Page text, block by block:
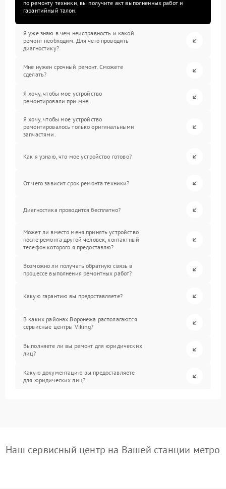
по ремонту техники, вы получите акт выполненных работ и
гарантийный талон.
Я уже знаю в чем неисправность и какой
ремонт необходим. Для чего проводить
диагностику?
Мне нужен срочный ремонт. Сможете
сделать?
Я хочу, чтобы мое устройство
ремонтировали при мне.
Я хочу, чтобы мое устройство
ремонтировалось только оригинальными
запчастями.
Как я узнаю, что мое устройство готово?
От чего зависит срок ремонта техники?
Диагностика проводится бесплатно?
Может ли вместо меня принять устройство
после ремонта другой человек, контактный
телефон которого я предоставлю?
Возможно ли получать обратную связь в
процессе выполнения ремонтных работ?
Какую гарантию вы предоставляете?
В каких районах Воронежа располагаются
сервисные центры Viking?
Выполняете ли вы ремонт для юридических
лиц?
Какую документацию вы предоставляете
для юридических лиц?
Наш сервисный центр на Вашей станции метро